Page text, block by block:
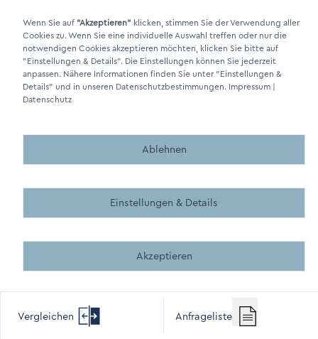
Made by BergMedia - Magento2 Design und Entwicklung aus
Made by BergMedia©
Vergleichen Anfrageliste
Wenn Sie auf "Akzeptieren" klicken, stimmen Sie der Verwendung aller
Cookies zu. Wenn Sie eine individuelle Auswahl treffen oder nur die
notwendigen Cookies akzeptieren möchten, klicken Sie bitte auf
"Einstellungen & Details". Die Einstellungen können Sie jederzeit
anpassen. Nähere Informationen finden Sie unter "Einstellungen &
Details" und in unseren Datenschutzbestimmungen. Impressum |
Datenschutz
Ablehnen
Einstellungen & Details
Akzeptieren